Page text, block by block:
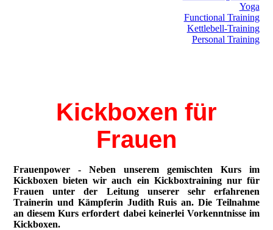
Yoga
Functional Training
Kettlebell-Training
Personal Training
Kickboxen für
Frauen
Frauenpower - Neben unserem gemischten Kurs im
Kickboxen bieten wir auch ein Kickboxtraining nur für
Frauen unter der Leitung unserer sehr erfahrenen
Trainerin und Kämpferin Judith Ruis an. Die Teilnahme
an diesem Kurs erfordert dabei keinerlei Vorkenntnisse im
Kickboxen.